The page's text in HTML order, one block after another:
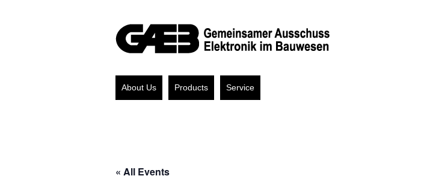
About Us Products Service
« All Events